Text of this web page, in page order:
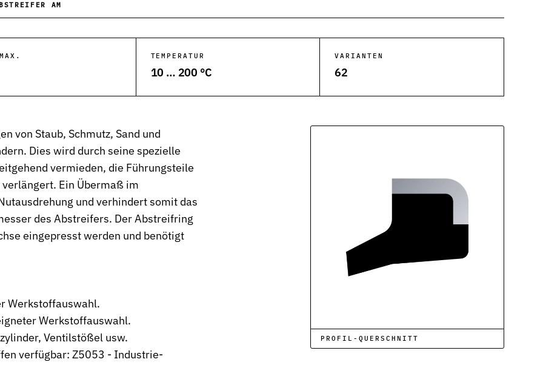
AM
TEMPERATUR
10 … 200 °C
VARIANTEN
62
von Staub, Schmutz, Sand und
Dies wird durch seine spezielle
vermieden, die Führungsteile
Ein Übermaß im
und verhindert somit das
des Abstreifers. Der Abstreifring
eingepresst werden und benötigt
Werkstoffauswahl.
Werkstoffauswahl.
Ventilstößel usw.
verfügbar: Z5053 - Industrie-
PROFIL-QUERSCHNITT